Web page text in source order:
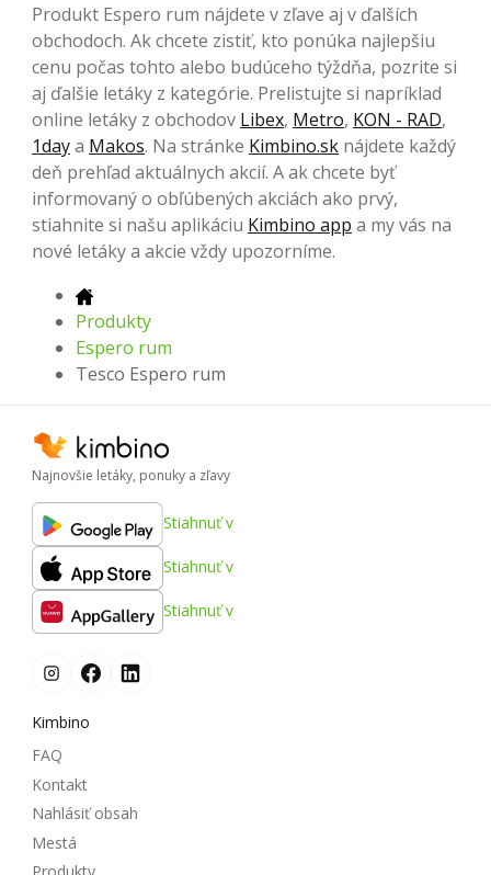
Produkt Espero rum nájdete v zľave aj v ďalších
obchodoch. Ak chcete zistiť, kto ponúka najlepšiu
cenu počas tohto alebo budúceho týždňa, pozrite si
aj ďalšie letáky z kategórie. Prelistujte si napríklad
online letáky z obchodov Libex, Metro, KON - RAD,
1daya Makos. Na stránke Kimbino.sk nájdete každý
deň prehľad aktuálnych akcií. A ak chcete byť
informovaný o obľúbených akciách ako prvý,
stiahnite si našu aplikáciu Kimbino app a my vás na
nové letáky a akcie vždy upozorníme.
Produkty
Espero rum
Tesco Espero rum
Najnovšie letáky, ponuky a zľavy
Stiahnuť v
Stiahnuť v
Stiahnuť v
Kimbino
FAQ
Kontakt
Nahlásiť obsah
Mestá